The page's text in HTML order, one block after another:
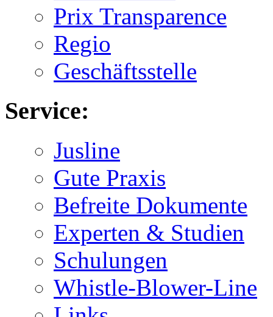
Prix Transparence
Regio
Geschäftsstelle
Service:
Jusline
Gute Praxis
Befreite Dokumente
Experten & Studien
Schulungen
Whistle-Blower-Line